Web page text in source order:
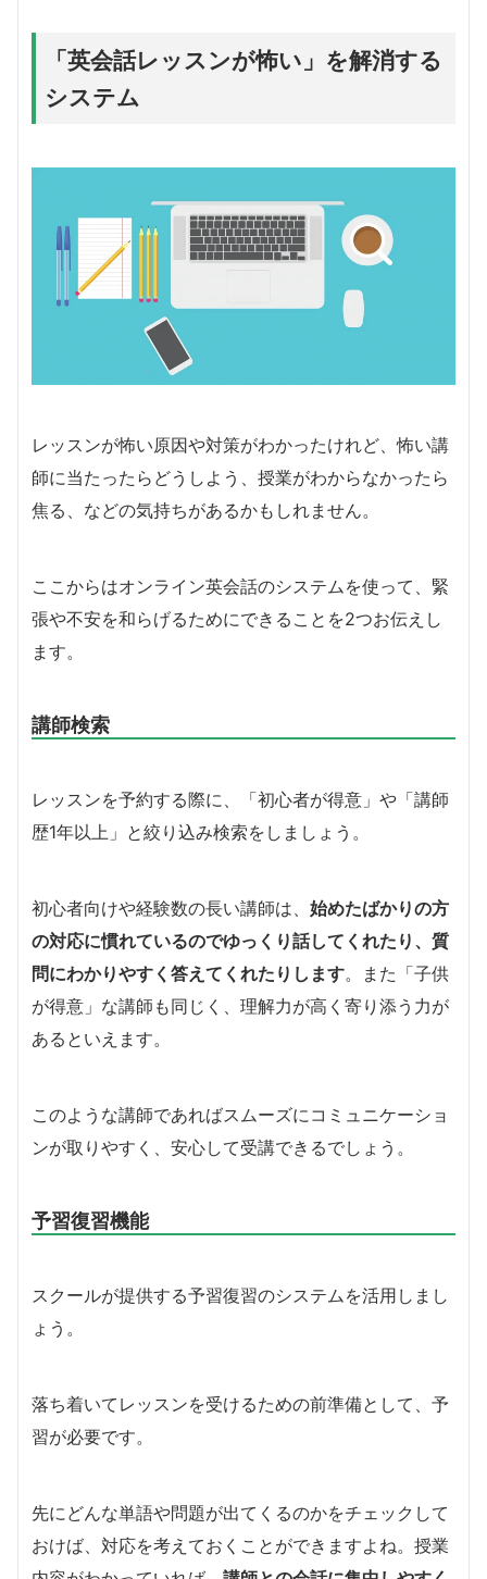
「英会話レッスンが怖い」を解消する
システム
レッスンが怖い原因や対策がわかったけれど、怖い講
師に当たったらどうしよう、授業がわからなかったら
焦る、などの気持ちがあるかもしれません。
ここからはオンライン英会話のシステムを使って、緊
張や不安を和らげるためにできることを2つお伝えし
ます。
講師検索
レッスンを予約する際に、「初心者が得意」や「講師
歴1年以上」と絞り込み検索をしましょう。
初心者向けや経験数の長い講師は、 始めたばかりの方
の対応に慣れているのでゆっくり話してくれたり、質
問にわかりやすく答えてくれたりします。また「子供
が得意」な講師も同じく、理解力が高く寄り添う力が
あるといえます。
このような講師であればスムーズにコミュニケーショ
ンが取りやすく、安心して受講できるでしょう。
予習復習機能
スクールが提供する予習復習のシステムを活用しまし
ょう。
落ち着いてレッスンを受けるための前準備として、予
習が必要です。
先にどんな単語や問題が出てくるのかをチェックして
おけば、対応を考えておくことができますよね。授業